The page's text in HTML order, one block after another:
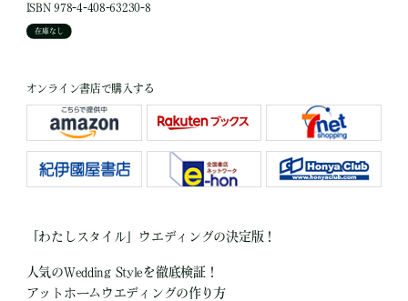
ISBN 978-4-408-63230-8
在庫なし
オンライン書店で購入する
「わたしスタイル」ウエディングの決定版！
人気のWedding Styleを徹底検証！
アットホームウエディングの作り方